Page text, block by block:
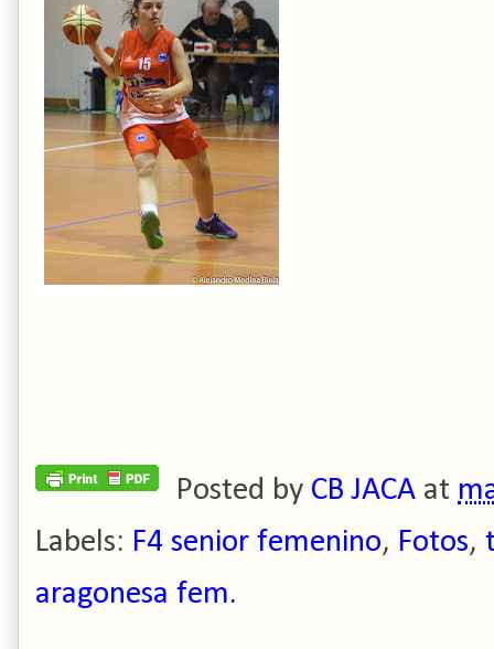
Posted by CB JACA at
Labels: F4 senior femenino, Fotos,
aragonesa fem.